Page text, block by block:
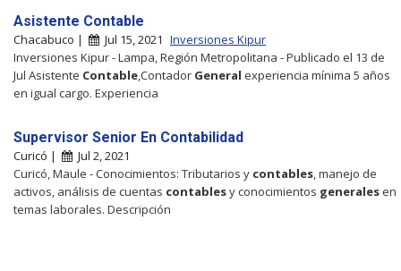
Asistente Contable
Chacabuco | Jul 15, 2021 Inversiones Kipur
Inversiones Kipur - Lampa, Región Metropolitana - Publicado el 13 de
Jul Asistente Contable,Contador General experiencia mínima 5 años
en igual cargo. Experiencia
Supervisor Senior En Contabilidad
Curicó |
Jul 2, 2021
Curicó, Maule - Conocimientos: Tributarios y contables , manejo de
activos, análisis de cuentas contablesy conocimientos generalesen
temas laborales. Descripción